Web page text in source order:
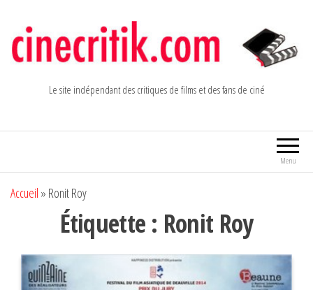
contenu
Le site indépendant des critiques de films et des fans de ciné
Menu
Accueil » Ronit Roy
Étiquette : Ronit Roy